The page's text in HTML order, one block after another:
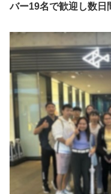
バー19名で歓迎し数日